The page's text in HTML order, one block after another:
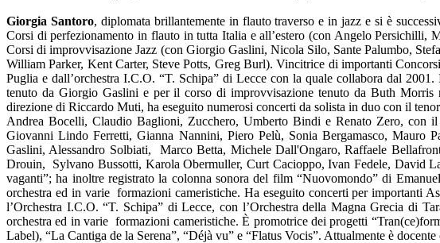
Giorgia Santoro, diplomata brillantemente in flauto traverso e in jazz e si è
Corsi di perfezionamento in flauto in tutta Italia e all’estero (con Angelo
Corsi di improvvisazione Jazz (con Giorgio Gaslini, Nicola Silo, Sante Palumbo,
William Parker, Kent Carter, Steve Potts, Greg Burl). Vincitrice di importanti
Puglia e dall’orchestra I.C.O. “T. Schipa” di Lecce con la quale collabora dal
tenuto da Giorgio Gaslini e per il corso di improvvisazione tenuto da Buth Morris
direzione di Riccardo Muti, ha eseguito numerosi concerti da solista in duo con il
Andrea Bocelli, Claudio Baglioni, Zucchero, Umberto Bindi e Renato Zero, con
Giovanni Lindo Ferretti, Gianna Nannini, Piero Pelù, Sonia Bergamasco, Mauro
Gaslini, Alessandro Solbiati, Marco Betta, Michele Dall'Ongaro, Raffaele
Drouin, Sylvano Bussotti, Karola Obermuller, Curt Cacioppo, Ivan Fedele, David
vaganti”; ha inoltre registrato la colonna sonora del film “Nuovomondo” di
orchestra ed in varie formazioni cameristiche. Ha eseguito concerti per importanti
l’Orchestra I.C.O. “T. Schipa” di Lecce, con l’Orchestra della Magna Grecia di
orchestra ed in varie formazioni cameristiche. È promotrice dei progetti
Label), “La Cantiga de la Serena”, “Déjà vu” e “Flatus Vocis”. Attualmente è